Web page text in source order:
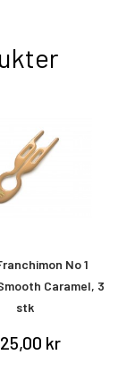
No 1
Caramel, 3
stk
kr